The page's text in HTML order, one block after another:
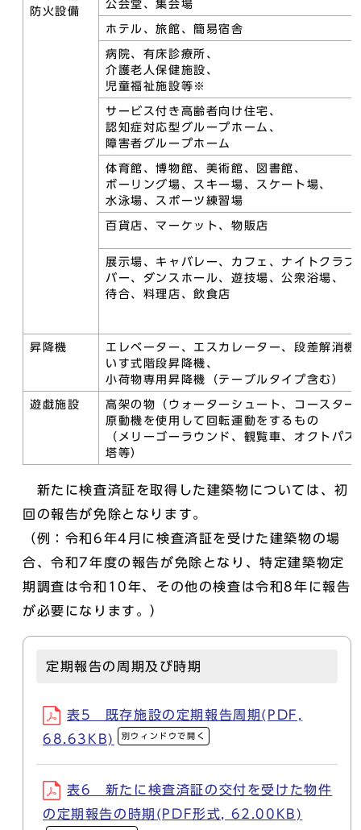
防火設備
公会堂、集会場
ホテル、旅館、簡易宿舎
病院、有床診療所、
介護老人保健施設、
児童福祉施設等※
サービス付き高齢者向け住宅、
認知症対応型グループホーム、
障害者グループホーム
体育館、博物館、美術館、図書館、
ボーリング場、スキー場、スケート場、
水泳場、スポーツ練習場
百貨店、マーケット、物販店
展示場、キャバレー、カフェ、ナイトクラブ
バー、ダンスホール、遊技場、公衆浴場、
待合、料理店、飲食店
昇降機
エレベーター、エスカレーター、段差解消機
いす式階段昇降機、
小荷物専用昇降機（テーブルタイプ含む）
遊戯施設
高架の物（ウォーターシュート、コースター
原動機を使用して回転運動をするもの
（メリーゴーラウンド、観覧車、オクトパス
塔等）
新たに検査済証を取得した建築物については、初
回の報告が免除となります。
（例：令和6年4月に検査済証を受けた建築物の場
合、令和7年度の報告が免除となり、特定建築物定
期調査は令和10年、その他の検査は令和8年に報告
が必要になります。）
定期報告の周期及び時期
表5 既存施設の定期報告周期(PDF,
68.63KB)
別ウィンドウで開く
表6 新たに検査済証の交付を受けた物件
の定期報告の時期(PDF形式, 62.00KB)